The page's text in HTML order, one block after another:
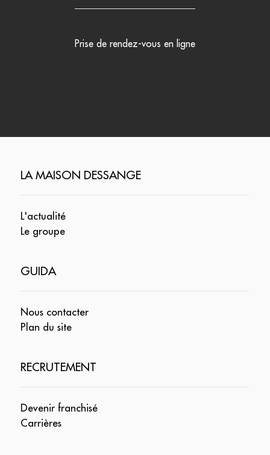
Prise de rendez-vous en ligne
LA MAISON DESSANGE
L'actualité
Le groupe
GUIDA
Nous contacter
Plan du site
RECRUTEMENT
Devenir franchisé
Carrières